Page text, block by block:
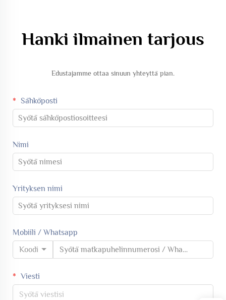
Hanki ilmainen tarjous
Edustajamme ottaa sinuun yhteyttä pian.
Sähköposti
Nimi
Yrityksen nimi
Mobiili / Whatsapp
Koodi
Viesti